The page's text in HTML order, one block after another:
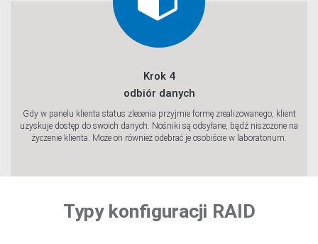
Krok 4
odbiór danych
Gdy w panelu klienta status zlecenia przyjmie formę zrealizowanego, klient
uzyskuje dostęp do swoich danych. Nośniki są odsyłane, bądź niszczone na
życzenie klienta. Może on również odebrać je osobiście w laboratorium.
Typy konfiguracji RAID